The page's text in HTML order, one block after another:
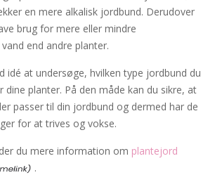
en mere alkalisk jordbund. Derudover
brug for mere eller mindre
end andre planter.
idé at undersøge, hvilken type jordbund du
planter. På den måde kan du sikre, at
passer til din jordbund og dermed har de
for at trives og vokse.
du mere information om plantejord
.